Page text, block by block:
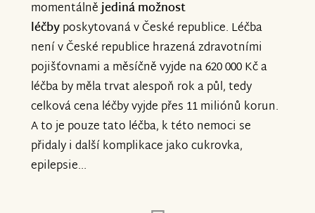
momentálnějediná možnost
léčbyposkytovaná v České republice. Léčba
není v České republice hrazená zdravotními
pojišťovnami a měsíčně vyjde na 620 000 Kč a
léčba by měla trvat alespoň rok a půl, tedy
celková cena léčby vyjde přes 11 miliónů korun.
A to je pouze tato léčba, k této nemoci se
přidaly i další komplikace jako cukrovka,
epilepsie...